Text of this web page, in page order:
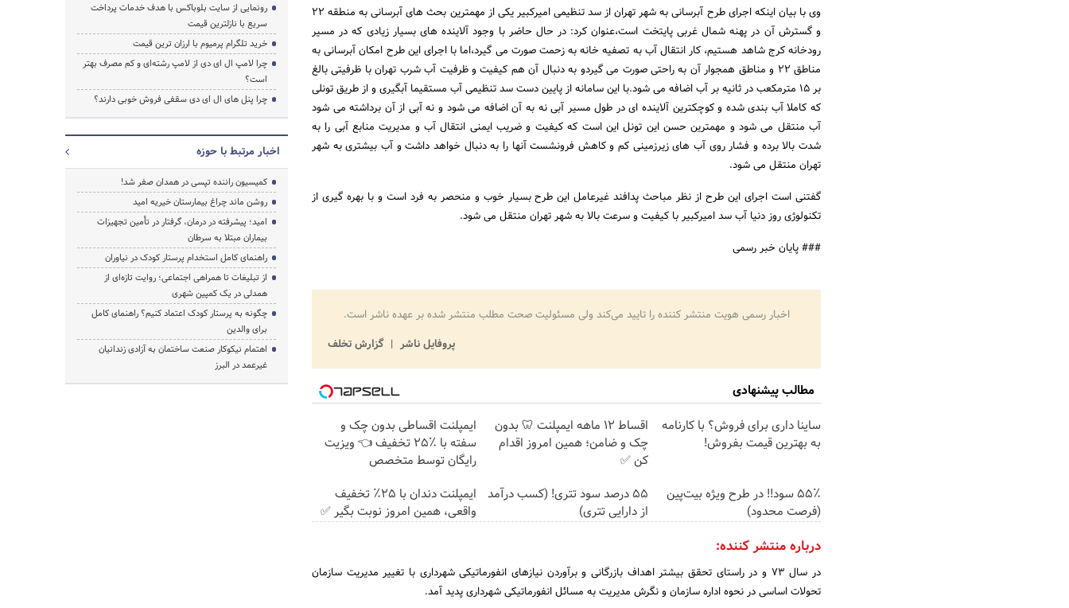
وی با بیان اینکه اجرای طرح آبرسانی به شهر تهران از سد تنظیمی امیرکبیر یکی از مهمترین بحث های آبرسانی به منطقه 22
و گسترش آن در پهنه شمال غربی پایتخت است،عنوان کرد: در حال حاضر با وجود آلاینده های بسیار زیادی که در مسیر
رودخانه کرج شاهد هستیم، کار انتقال آب به تصفیه خانه به زحمت صورت می گیرد،اما با اجرای این طرح امکان آبرسانی به
مناطق 22 و مناطق همجوار آن به راحتی صورت می گیردو به دنبال آن هم کیفیت و ظرفیت آب شرب تهران با ظرفیتی بالغ
بر 15 مترمکعب در ثانیه بر آب اضافه می شود.با این سامانه از پایین دست سد تنظیمی آب مستقیما آبگیری و از طریق تونلی
که کاملا آب بندی شده و کوچکترین آلاینده ای در طول مسیر آبی نه به آن اضافه می شود و نه آبی از آن برداشته می شود
آب منتقل می شود و مهمترین حسن این تونل این است که کیفیت و ضریب ایمنی انتقال آب و مدیریت منابع آبی را به
شدت بالا برده و فشار روی آب های زیرزمینی کم و کاهش فرونشست آنها را به دنبال خواهد داشت و آب بیشتری به شهر
تهران منتقل می شود.
گفتنی است اجرای این طرح از نظر مباحث پدافند غیرعامل این طرح بسیار خوب و منحصر به فرد است و با بهره گیری از
تکنولوژی روز دنیا آب سد امیرکبیر با کیفیت و سرعت بالا به شهر تهران منتقل می شود.
### پایان خبر رسمی
اخبار رسمی هویت منتشر کننده را تایید می‌کند ولی مسئولیت صحت مطلب منتشر شده بر عهده ناشر است.
پروفایل ناشر
گزارش تخلف
مطالب پیشنهادی
ساینا داری برای فروش؟ با کارنامه
به بهترین قیمت بفروش!
اقساط ۱۲ ماهه ایمپلنت 🦷 بدون
چک و ضامن؛ همین امروز اقدام
کن ✅
ایمپلنت اقساطی بدون چک و
سفته با ٪۲۵ تخفیف 👈 ویزیت
رایگان توسط متخصص
۵۵٪ سود!! در طرح ویژه بیت‌پین
(فرصت محدود)
۵۵ درصد سود تتری! (کسب درآمد
از دارایی تتری)
ایمپلنت دندان با ۲۵٪ تخفیف
واقعی، همین امروز نوبت بگیر ✅
درباره منتشر کننده:
در سال‌ 73 و در راستای‌ تحقق‌ بیشتر اهداف‌ بازرگانی‌ و برآوردن‌ نیازهای‌ انفورماتیکی‌ شهرداری‌ با تغییر مدیریت‌ سازمان‌
تحولات‌ اساسی‌ در نحوه‌ اداره‌ سازمان‌ و نگرش‌ مدیریت‌ به‌ مسائل‌ انفورماتیکی‌ شهرداری‌ پدید آمد.
رونمایی از سایت بلوباکس با هدف خدمات پرداخت
سریع با نازلترین قیمت
خرید تلگرام پرمیوم با ارزان ترین قیمت
چرا لامپ ال ای دی از لامپ رشته‌ای و کم مصرف بهتر
است؟
چرا پنل های ال ای دی سقفی فروش خوبی دارند؟
اخبار مرتبط با حوزه
کمیسیون راننده تپسی در همدان صفر شد!
روشن ماند چراغ بیمارستان خیریه امید
امید؛ پیشرفته در درمان، گرفتار در تأمین تجهیزات
بیماران مبتلا به سرطان
راهنمای کامل استخدام پرستار کودک در نیاوران
از تبلیغات تا همراهی اجتماعی؛ روایت تازه‌ای از
همدلی در یک کمپین شهری
چگونه به پرستار کودک اعتماد کنیم؟ راهنمای کامل
برای والدین
اهتمام نیکوکار صنعت ساختمان به آزادی زندانیان
غیرعمد در البرز